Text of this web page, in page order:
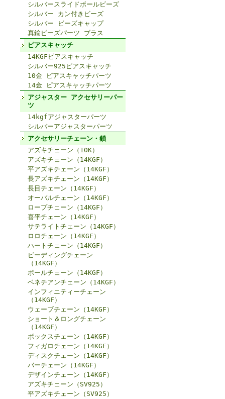
シルバースライドボールビーズ
シルバー カン付きビーズ
シルバー ビーズキャップ
真鍮ビーズパーツ ブラス
ピアスキャッチ
14KGFピアスキャッチ
シルバー925ピアスキャッチ
10金 ピアスキャッチパーツ
14金 ピアスキャッチパーツ
アジャスター アクセサリーパー
ツ
14kgfアジャスターパーツ
シルバーアジャスターパーツ
アクセサリーチェーン・鎖
アズキチェーン（10K）
アズキチェーン（14KGF）
平アズキチェーン（14KGF）
長アズキチェーン（14KGF）
長目チェーン（14KGF）
オーバルチェーン（14KGF）
ロープチェーン（14KGF）
喜平チェーン（14KGF）
サテライトチェーン（14KGF）
ロロチェーン（14KGF）
ハートチェーン（14KGF）
ビーディングチェーン
（14KGF）
ボールチェーン（14KGF）
ベネチアンチェーン（14KGF）
インフィニティーチェーン
（14KGF）
ウェーブチェーン（14KGF）
ショート＆ロングチェーン
（14KGF）
ボックスチェーン（14KGF）
フィガロチェーン（14KGF）
ディスクチェーン（14KGF）
バーチェーン（14KGF）
デザインチェーン（14KGF）
アズキチェーン（SV925）
平アズキチェーン（SV925）